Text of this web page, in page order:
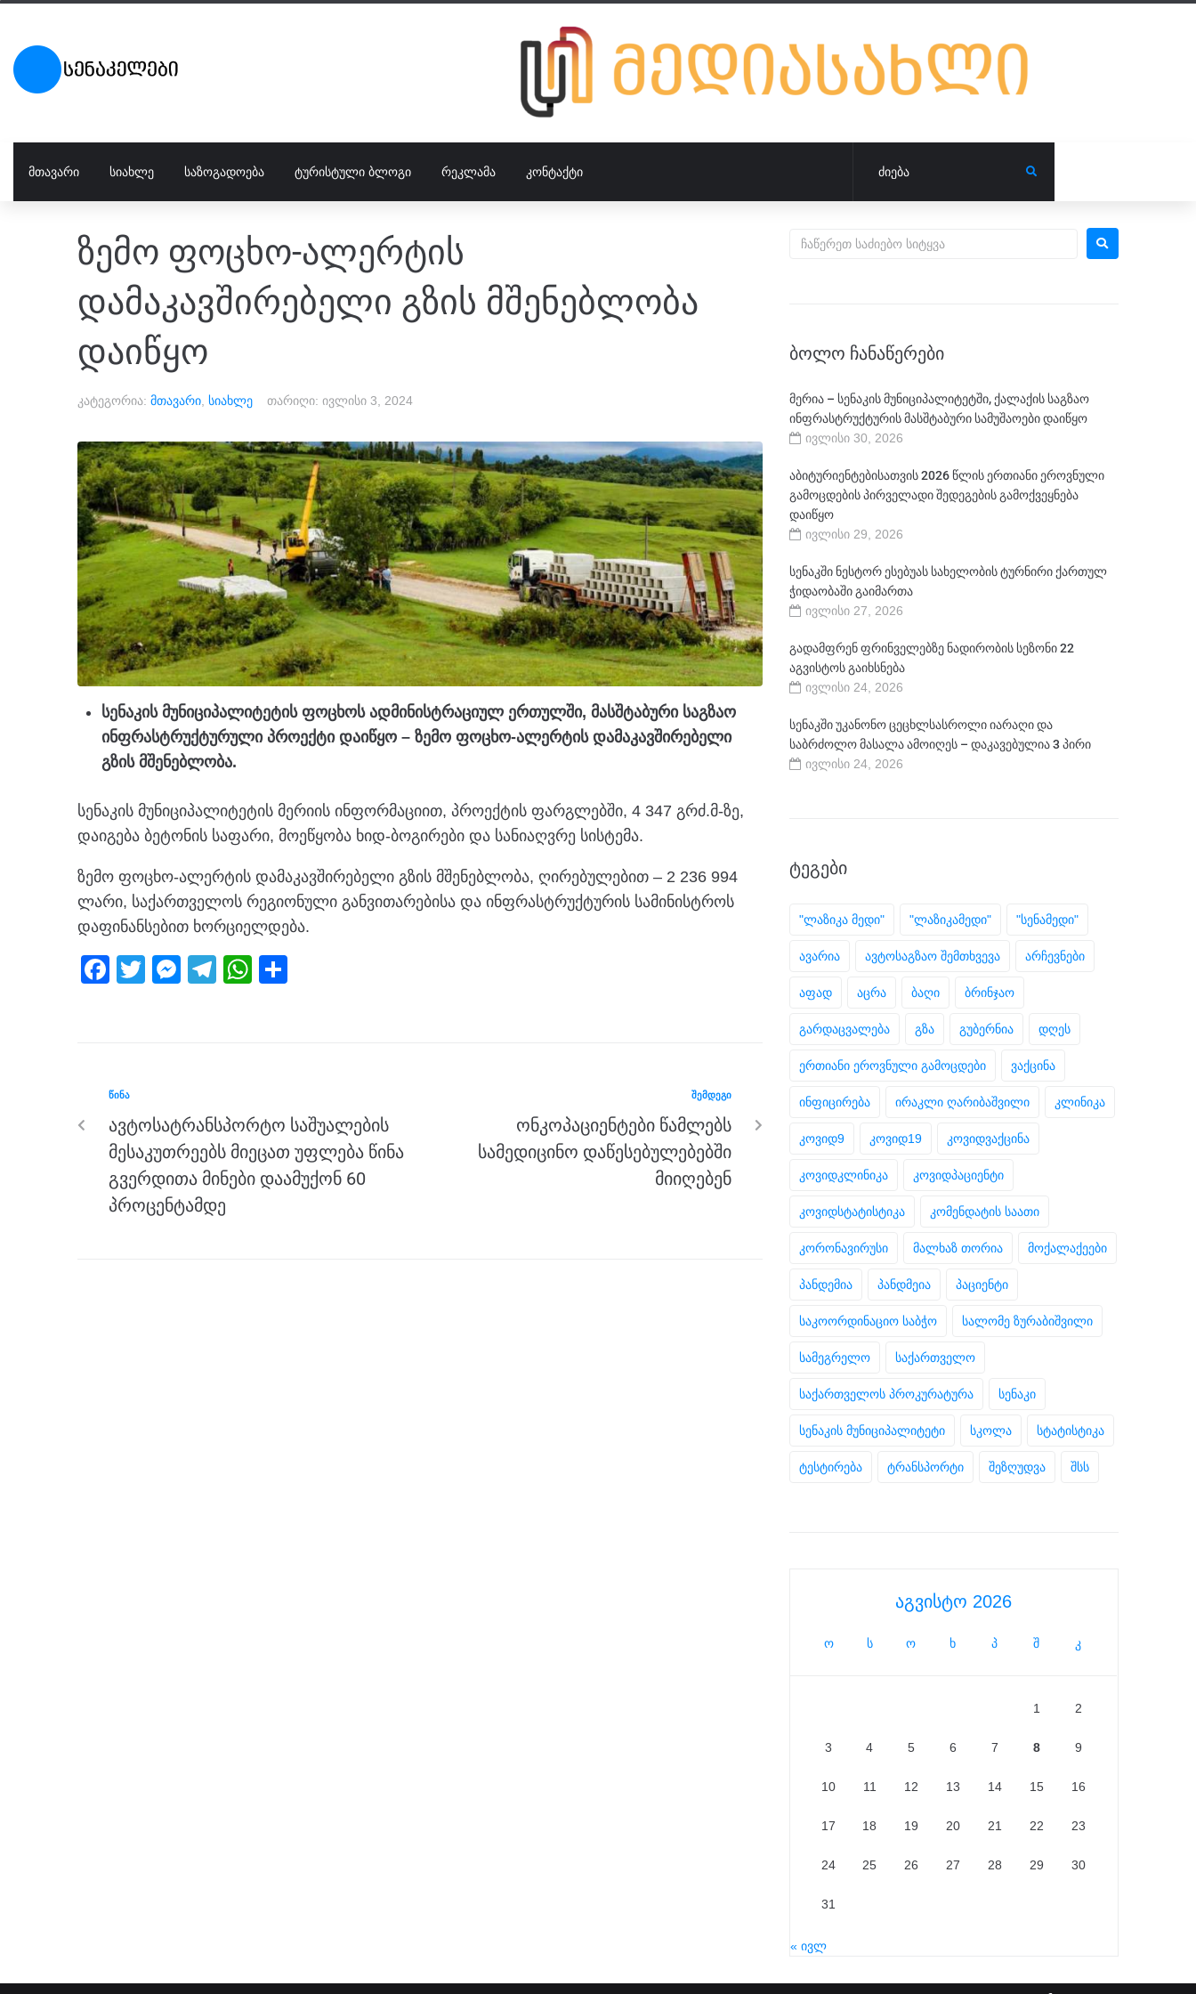
ᲛᲗᲐᲕᲐᲠᲘ ᲡᲘᲐᲮᲚᲔ ᲡᲐᲖᲝᲒᲐᲓᲝᲔᲑᲐ ᲢᲣᲠᲘᲡᲢᲣᲚᲘ ᲑᲚᲝᲒᲘ ᲠᲔᲙᲚᲐᲛᲐ ᲙᲝᲜᲢᲐᲥᲢᲘ
ზემო ფოცხო-ალერტის
დამაკავშირებელი გზის მშენებლობა
დაიწყო
კატეგორია: მთავარი სიახლე თარიღი: ივლისი 3, 2024
სენაკის მუნიციპალიტეტის ფოცხოს ადმინისტრაციულ ერთულში, მასშტაბური საგზაო
ინფრასტრუქტურული პროექტი დაიწყო – ზემო ფოცხო-ალერტის დამაკავშირებელი
გზის მშენებლობა.
სენაკის მუნიციპალიტეტის მერიის ინფორმაციით, პროექტის ფარგლებში, 4 347 გრძ.მ-ზე,
დაიგება ბეტონის საფარი, მოეწყობა ხიდ-ბოგირები და სანიაღვრე სისტემა.
ზემო ფოცხო-ალერტის დამაკავშირებელი გზის მშენებლობა, ღირებულებით – 2 236 994
ლარი, საქართველოს რეგიონული განვითარებისა და ინფრასტრუქტურის სამინისტროს
დაფინანსებით ხორციელდება.
F
b
o
k
T
M
g
er
T
m
W
p
p
ᲬᲘᲜᲐ
ავტოსატრანსპორტო საშუალების
მესაკუთრეებს მიეცათ უფლება წინა
გვერდითა მინები დაამუქონ 60
პროცენტამდე
ᲨᲔᲛᲓᲔᲒᲘ
ონკოპაციენტები წამლებს
სამედიცინო დაწესებულებებში
მიიღებენ
ᲑᲝᲚᲝ ᲩᲐᲜᲐᲬᲔᲠᲔᲑᲘ
მერია – სენაკის მუნიციპალიტეტში, ქალაქის საგზაო
ინფრასტრუქტურის მასშტაბური სამუშაოები დაიწყო
ივლისი 30, 2026
აბიტურიენტებისათვის 2026 წლის ერთიანი ეროვნული
გამოცდების პირველადი შედეგების გამოქვეყნება
დაიწყო
ივლისი 29, 2026
სენაკში ნესტორ ესებუას სახელობის ტურნირი ქართულ
ჭიდაობაში გაიმართა
ივლისი 27, 2026
გადამფრენ ფრინველებზე ნადირობის სეზონი 22
აგვისტოს გაიხსნება
ივლისი 24, 2026
სენაკში უკანონო ცეცხლსასროლი იარაღი და
საბრძოლო მასალა ამოიღეს – დაკავებულია 3 პირი
ივლისი 24, 2026
ᲢᲔᲒᲔᲑᲘ
"ლაზიკა მედი" "ლაზიკამედი" "სენამედი"
ავარია ავტოსაგზაო შემთხვევა არჩევნები
აფად აცრა ბაღი ბრინჯაო
გარდაცვალება გზა გუბერნია დღეს
ერთიანი ეროვნული გამოცდები ვაქცინა
ინფიცირება ირაკლი ღარიბაშვილი კლინიკა
კოვიდ9 კოვიდ19 კოვიდვაქცინა
კოვიდკლინიკა კოვიდპაციენტი
კოვიდსტატისტიკა კომენდატის საათი
კორონავირუსი მალხაზ თორია მოქალაქეები
პანდემია პანდმეია პაციენტი
საკოორდინაციო საბჭო სალომე ზურაბიშვილი
სამეგრელო საქართველო
საქართველოს პროკურატურა სენაკი
სენაკის მუნიციპალიტეტი სკოლა სტატისტიკა
ტესტირება ტრანსპორტი შეზღუდვა შსს
აგვისტო 2026
ო ს ო ხ პ შ კ
1 2
3 4 5 6 7 8 9
10 11 12 13 14 15 16
17 18 19 20 21 22 23
24 25 26 27 28 29 30
31
« ივლ